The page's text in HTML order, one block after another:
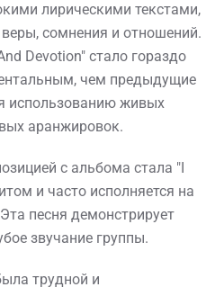
лирическими текстами,
сомнения и отношений.
Devotion" стало гораздо
чем предыдущие
использованию живых
аранжировок.
с альбома стала "I
и часто исполняется на
песня демонстрирует
звучание группы.
трудной и